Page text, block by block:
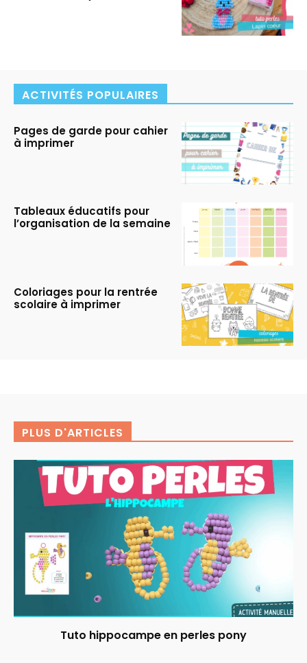
ACTIVITÉS POPULAIRES
Pages de garde pour cahier
à imprimer
Tableaux éducatifs pour
l’organisation de la semaine
Coloriages pour la rentrée
scolaire à imprimer
PLUS D'ARTICLES
Tuto hippocampe en perles pony